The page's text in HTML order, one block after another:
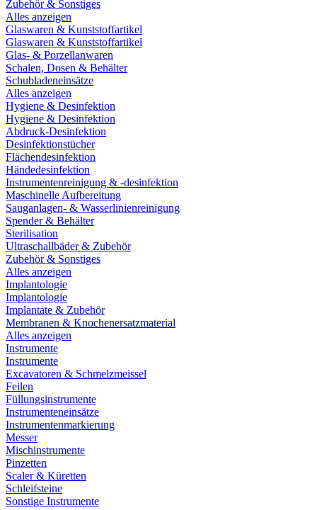
Zubehör & Sonstiges
Alles anzeigen
Glaswaren & Kunststoffartikel
Glaswaren & Kunststoffartikel
Glas- & Porzellanwaren
Schalen, Dosen & Behälter
Schubladeneinsätze
Alles anzeigen
Hygiene & Desinfektion
Hygiene & Desinfektion
Abdruck-Desinfektion
Desinfektionstücher
Flächendesinfektion
Händedesinfektion
Instrumentenreinigung & -desinfektion
Maschinelle Aufbereitung
Sauganlagen- & Wasserlinienreinigung
Spender & Behälter
Sterilisation
Ultraschallbäder & Zubehör
Zubehör & Sonstiges
Alles anzeigen
Implantologie
Implantologie
Implantate & Zubehör
Membranen & Knochenersatzmaterial
Alles anzeigen
Instrumente
Instrumente
Excavatoren & Schmelzmeissel
Feilen
Füllungsinstrumente
Instrumenteneinsätze
Instrumentenmarkierung
Messer
Mischinstrumente
Pinzetten
Scaler & Küretten
Schleifsteine
Sonstige Instrumente